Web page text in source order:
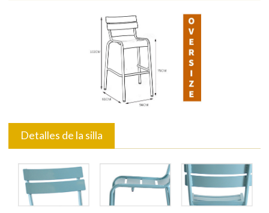
Detalles de la silla